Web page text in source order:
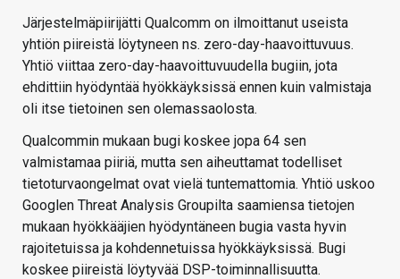
Järjestelmäpiirijätti Qualcomm on ilmoittanut useista
yhtiön piireistä löytyneen ns. zero-day-haavoittuvuus.
Yhtiö viittaa zero-day-haavoittuvuudella bugiin, jota
ehdittiin hyödyntää hyökkäyksissä ennen kuin valmistaja
oli itse tietoinen sen olemassaolosta.
Qualcommin mukaan bugi koskee jopa 64 sen
valmistamaa piiriä, mutta sen aiheuttamat todelliset
tietoturvaongelmat ovat vielä tuntemattomia. Yhtiö uskoo
Googlen Threat Analysis Groupilta saamiensa tietojen
mukaan hyökkääjien hyödyntäneen bugia vasta hyvin
rajoitetuissa ja kohdennetuissa hyökkäyksissä. Bugi
koskee piireistä löytyvää DSP-toiminnallisuutta.